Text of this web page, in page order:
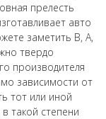
прелесть
авто
заметить В, А,
твердо
производителя
зависимости от
тот или иной
такой степени